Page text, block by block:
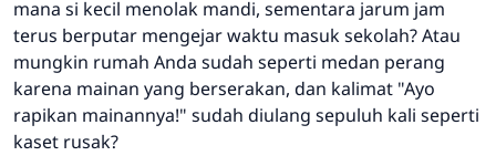
mana si kecil menolak mandi, sementara jarum jam
terus berputar mengejar waktu masuk sekolah? Atau
mungkin rumah Anda sudah seperti medan perang
karena mainan yang berserakan, dan kalimat "Ayo
rapikan mainannya!" sudah diulang sepuluh kali seperti
kaset rusak?